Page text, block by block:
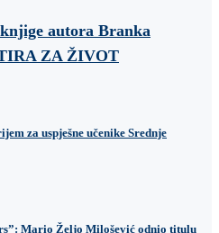
autora Branka
ZA ŽIVOT
za uspješne učenike Srednje
Mario Željo Milošević odnio titulu